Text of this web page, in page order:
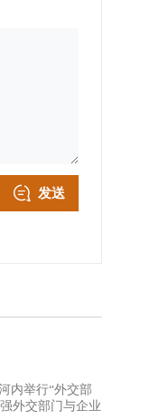
发送
内举行“外交部
外交部门与企业